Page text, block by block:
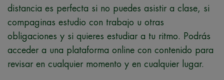
distancia es perfecta si no puedes asistir a clase, si
compaginas estudio con trabajo u otras
obligaciones y si quieres estudiar a tu ritmo. Podrás
acceder a una plataforma online con contenido para
revisar en cualquier momento y en cualquier lugar.